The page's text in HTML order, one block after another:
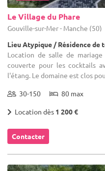
Le Village du Phare
Gouville-sur-Mer - Manche (50)
Lieu Atypique / Résidence de
Location de salle de
couverte pour les cocktails
l'étang. Le domaine est clos
30-150 80 max
Location dès 1 200 €
Contacter